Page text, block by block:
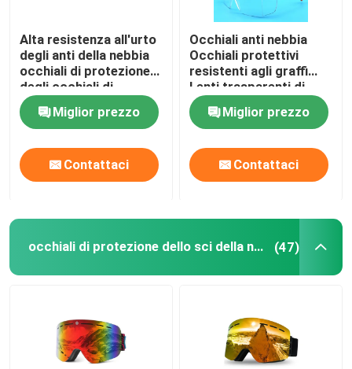
Presa d'aria di immersione con bombole
Alta resistenza all'urto
degli anti della nebbia
occhiali di protezione
degli occhiali di
protezione per il
laboratorio di chimica
Miglior prezzo
Contattaci
Occhiali anti nebbia
Occhiali protettivi
resistenti agli graffi
Lenti trasparenti di
avvolgimento Occhiali
di sicurezza e prese
antiscivolo Templi
regolabili Occhiali da
laboratorio
Miglior prezzo
Contattaci
occhiali di protezione dello sci della neve (47)